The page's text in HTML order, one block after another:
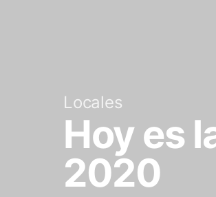
Locales
Hoy es
2020